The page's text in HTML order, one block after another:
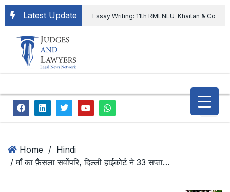
Latest Update Essay Writing: 11th RMLNLU-Khaitan & Co
extending ED Chief tenure are illegal” Supreme
Court permits ED Chief to continue till 31st July
the CVC & DSPE Act
Home / Hindi
/ माँ का फ़ैसला सर्वोपरि, दिल्ली हाईकोर्ट ने 33 सप्ताह की गर्भवती महिला को दी अबॉर्शन की अनुमति